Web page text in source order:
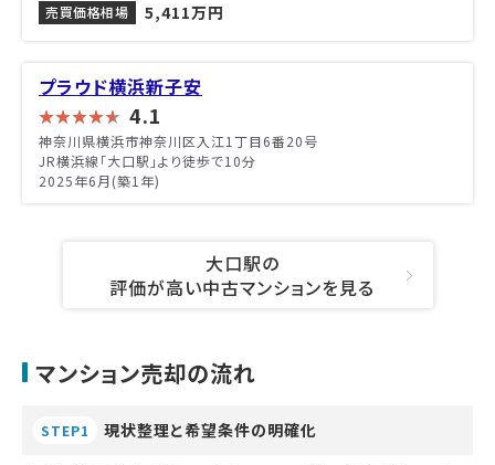
売買価格相場
5,411万円
プラウド横浜新子安
4.1
神奈川県横浜市神奈川区入江1丁目6番20号
JR横浜線「大口駅」より徒歩で10分
2025年6月(築1年)
大口駅の
評価が高い中古マンションを見る
マンション売却の流れ
STEP1 現状整理と希望条件の明確化